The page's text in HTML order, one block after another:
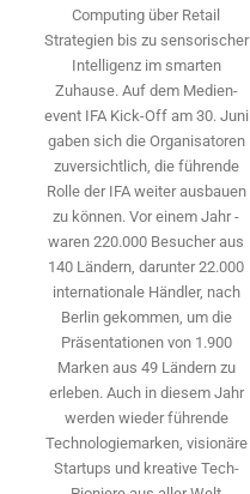
Computing über Retail
Strategien bis zu sensorischer
Intelligenz im smarten
Zuhause. Auf dem Medien­
event IFA Kick-Off am 30. Juni
gaben sich die Organisatoren
zuversichtlich, die führende
Rolle der IFA weiter ausbauen
zu können. Vor einem Jahr ­
waren 220.000 Besucher aus
140 ­Ländern, ­darunter 22.000
internationale Händler, nach
Berlin gekommen, um die
Präsen­tationen von 1.900
Marken aus 49 Ländern zu
erleben. Auch in diesem Jahr
werden wieder führende
Technologiemarken, visionäre
Startups und ­kreative Tech-